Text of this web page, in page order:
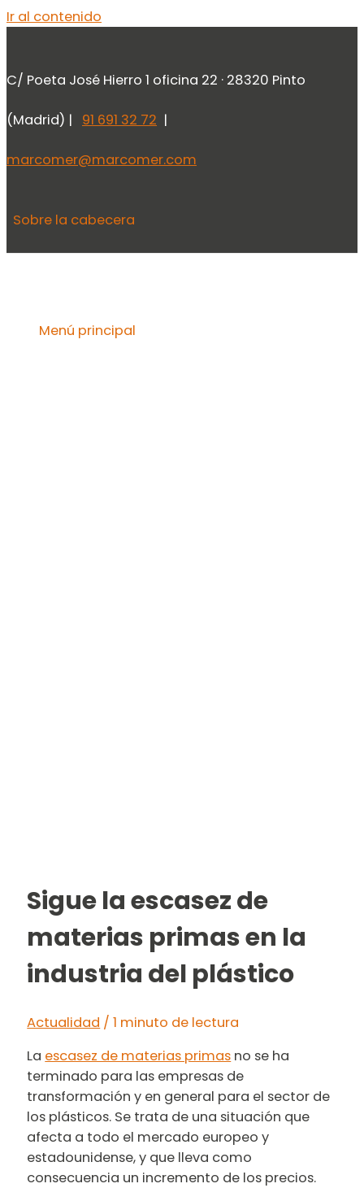
Ir al contenido
C/ Poeta José Hierro 1 oficina 22 · 28320 Pinto
(Madrid) | 91 691 32 72 |
marcomer@marcomer.com
Sobre la cabecera
Menú principal
Sigue la escasez de
materias primas en la
industria del plástico
Actualidad /1 minuto de lectura
La escasez de materias primas no se ha
terminado para las empresas de
transformación y en general para el sector de
los plásticos. Se trata de una situación que
afecta a todo el mercado europeo y
estadounidense, y que lleva como
consecuencia un incremento de los precios.